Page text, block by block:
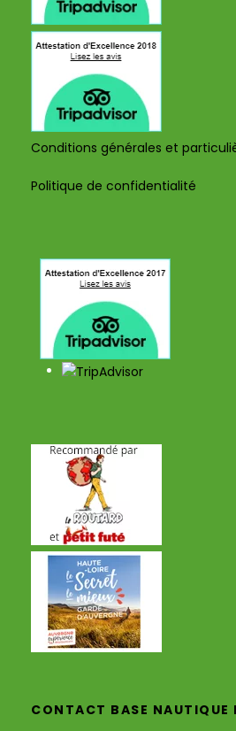
Conditions générales et
Politique de confidentialité
CONTACT BASE NAUTIQUE